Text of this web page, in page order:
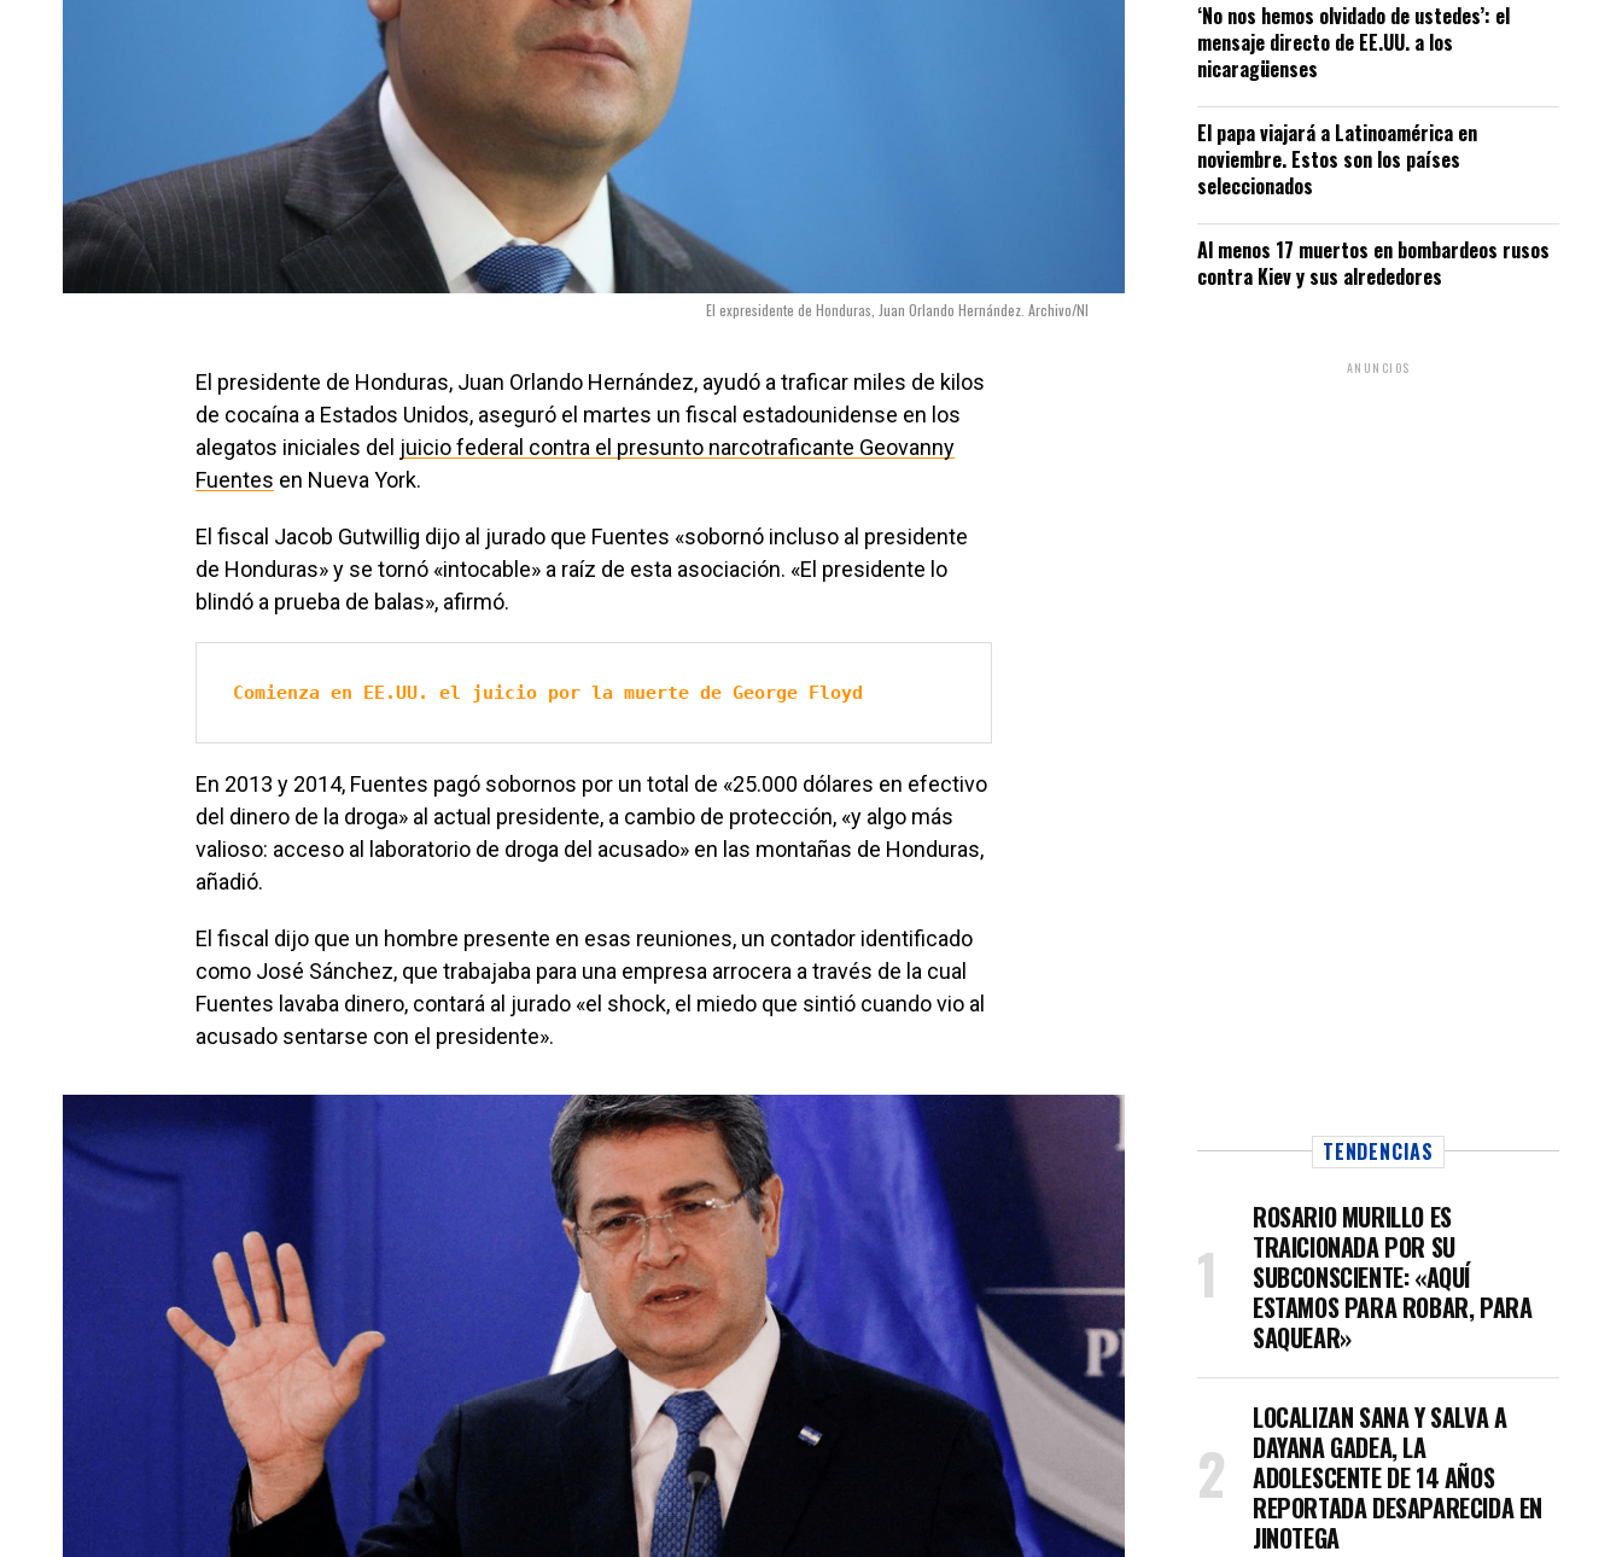
El expresidente de Honduras, Juan Orlando Hernández. Archivo/NI
El presidente de Honduras, Juan Orlando Hernández, ayudó a traficar miles de kilos
de cocaína a Estados Unidos, aseguró el martes un fiscal estadounidense en los
alegatos iniciales del juicio federal contra el presunto narcotraficante Geovanny
Fuentes en Nueva York.
El fiscal Jacob Gutwillig dijo al jurado que Fuentes «sobornó incluso al presidente
de Honduras» y se tornó «intocable» a raíz de esta asociación. «El presidente lo
blindó a prueba de balas», afirmó.
Comienza en EE.UU. el juicio por la muerte de George Floyd
En 2013 y 2014, Fuentes pagó sobornos por un total de «25.000 dólares en efectivo
del dinero de la droga» al actual presidente, a cambio de protección, «y algo más
valioso: acceso al laboratorio de droga del acusado» en las montañas de Honduras,
añadió.
El fiscal dijo que un hombre presente en esas reuniones, un contador identificado
como José Sánchez, que trabajaba para una empresa arrocera a través de la cual
Fuentes lavaba dinero, contará al jurado «el shock, el miedo que sintió cuando vio al
acusado sentarse con el presidente».
‘No nos hemos olvidado de ustedes’: el
mensaje directo de EE.UU. a los
nicaragüenses
El papa viajará a Latinoamérica en
noviembre. Estos son los países
seleccionados
Al menos 17 muertos en bombardeos rusos
contra Kiev y sus alrededores
ANUNCIOS
TENDENCIAS
ROSARIO MURILLO ES
TRAICIONADA POR SU
SUBCONSCIENTE: «AQUÍ
ESTAMOS PARA ROBAR, PARA
SAQUEAR»
LOCALIZAN SANA Y SALVA A
DAYANA GADEA, LA
ADOLESCENTE DE 14 AÑOS
REPORTADA DESAPARECIDA EN
JINOTEGA